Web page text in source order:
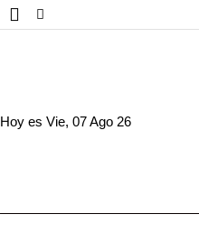
Hoy esVie, 07 Ago 26